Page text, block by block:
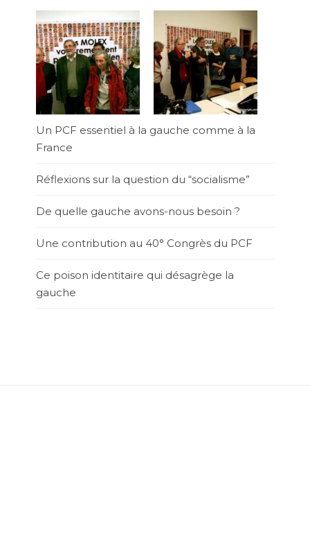
Un PCF essentiel à la gauche comme à la
France
Réflexions sur la question du “socialisme”
De quelle gauche avons-nous besoin ?
Une contribution au 40° Congrès du PCF
Ce poison identitaire qui désagrège la
gauche